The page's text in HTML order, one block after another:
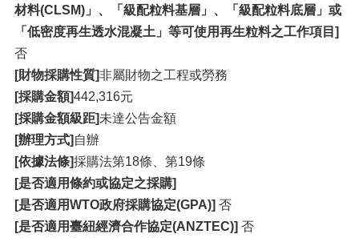
材料(CLSM)」、「級配粒料基層」、「級配粒料底層」或
「低密度再生透水混凝土」等可使用再生粒料之工作項目]
否
[財物採購性質]非屬財物之工程或勞務
[採購金額]442,316元
[採購金額級距]未達公告金額
[辦理方式] 自辦
[依據法條]採購法第18條、第19條
[是否適用條約或協定之採購]
[是否適用WTO政府採購協定(GPA)] 否
[是否適用臺紐經濟合作協定(ANZTEC)] 否